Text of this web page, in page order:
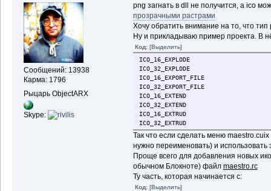
Сообщений: 13938
Карма: 1796
Рыцарь ObjectARX
Skype:
png загнать в dll не получится, а ico
прозрачными растрами
Хочу обратить внимание на то, что
Ну и прикладываю пример проекта. В
Код: [Выделить]
ICO_16_EXPLODE
ICO_32_EXPLODE
ICO_16_EXPORT_FILE
ICO_32_EXPORT_FILE
ICO_16_EXTEND
ICO_32_EXTEND
ICO_16_EXTRUD
ICO_32_EXTRUD
Так что если сделать меню
нужно переименовать) и
Проще всего для добавления новых
обычном Блокноте) файл maestro.rc
Ту часть, которая начинается с:
Код: [Выделить]